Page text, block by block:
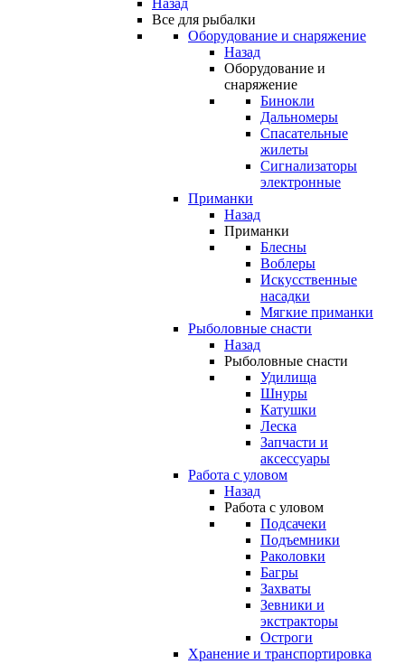
Назад
Все для рыбалки
Оборудование и снаряжение
Назад
Оборудование и
снаряжение
Бинокли
Дальномеры
Спасательные
жилеты
Сигнализаторы
электронные
Приманки
Назад
Приманки
Блесны
Воблеры
Искусственные
насадки
Мягкие приманки
Рыболовные снасти
Назад
Рыболовные снасти
Удилища
Шнуры
Катушки
Леска
Запчасти и
аксессуары
Работа с уловом
Назад
Работа с уловом
Подсачеки
Подъемники
Раколовки
Багры
Захваты
Зевники и
экстракторы
Остроги
Хранение и транспортировка